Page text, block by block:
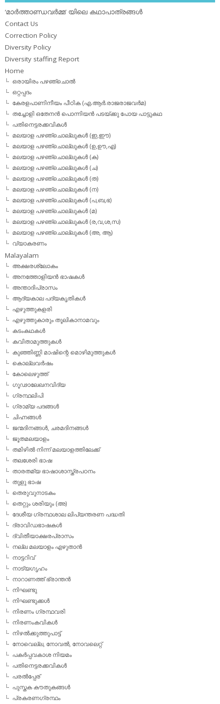
‘മാര്‍ത്താണ്ഡവര്‍മ്മ’ യിലെ കഥാപാത്രങ്ങള്‍
Contact Us
Correction Policy
Diversity Policy
Diversity staffing Report
Home
ഒരായിരം പഴഞ്ചൊല്‍
ഒറ്റപ്പദം
കേരളപാണിനീയം പീഠിക (എ.ആര്‍.രാജരാജവര്‍മ)
തച്ചോളി ഒതേനൻ പൊന്നിയൻ പടയ്‌ക്കു പോയ പാട്ടുകഥ
പതിനെട്ടരക്കവികള്‍
മലയാള പഴഞ്ചൊല്ലുകള്‍ (ഇ,ഈ)
മലയാള പഴഞ്ചൊല്ലുകള്‍ (ഉ,ഊ,എ)
മലയാള പഴഞ്ചൊല്ലുകള്‍ (ക)
മലയാള പഴഞ്ചൊല്ലുകള്‍ (ച)
മലയാള പഴഞ്ചൊല്ലുകള്‍ (ത)
മലയാള പഴഞ്ചൊല്ലുകള്‍ (ന)
മലയാള പഴഞ്ചൊല്ലുകള്‍ (പ,ബ,ഭ)
മലയാള പഴഞ്ചൊല്ലുകള്‍ (മ)
മലയാള പഴഞ്ചൊല്ലുകള്‍ (ര,വ,ശ,സ)
മലയാള പഴഞ്ചൊല്ലുകൾ (അ, ആ)
വ്യാകരണം
Malayalam
അക്ഷരശ്ലോകം
അനത്തോളിയന്‍ ഭാഷകള്‍
അന്താദിപ്രാസം
ആദ്യകാല പദ്യകൃതികള്‍
എഴുത്തുകളരി
എഴുത്തുകാരും തൂലികാനാമവും
കടംകഥകള്‍
കവിതാമുത്തുകള്‍
കുഞ്ഞിണ്ണി മാഷിന്റെ മൊഴിമുത്തുകള്‍
കൊല്ലവര്‍ഷം
കോലെഴുത്ത്
ഗൂഢാലേഖനവിദ്യ
ഗ്രന്ഥലിപി
ഗ്രാമ്യ പദങ്ങള്‍
ചിഹ്നങ്ങള്‍
ജന്മദിനങ്ങള്‍, ചരമദിനങ്ങള്‍
ജൂതമലയാളം
തമിഴില്‍ നിന്ന് മലയാളത്തിലേക്ക്
തലശേരി ഭാഷ
താരതമ്യ ഭാഷാശാസ്ത്രപഠനം
തുളു ഭാഷ
തെരുവുനാടകം
തെറ്റും ശരിയും (അ)
ദേശീയ ഗ്രന്ഥശാല ലിപ്യന്തരണ പദ്ധതി
ദ്രാവിഡഭാഷകള്‍
ദ്വിതീയാക്ഷരപ്രാസം
നല്ല മലയാളം എഴുതാന്‍
നാട്ടറിവ്
നാട്യഗൃഹം
നാറാണത്ത് ഭ്രാന്തന്‍
നിഘണ്ടു
നിഘണ്ടുക്കള്‍
നിരണം ഗ്രന്ഥവരി
നിരണംകവികള്‍
നിഴല്‍ക്കുത്തുപാട്ട്
നോവെല്ല, നോവല്‍, നോവലെറ്റ്
പകര്‍പ്പവകാശ നിയമം
പതിനെട്ടരക്കവികള്‍
പരല്‍പ്പേര്
പുസ്തക കൗതുകങ്ങള്‍
പ്രകരണഗ്രന്ഥം